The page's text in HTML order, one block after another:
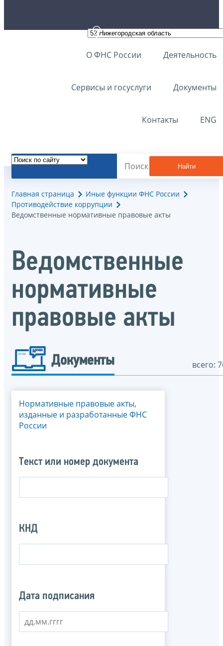
О ФНС России Деятельность
Сервисы и госуслуги Документы
Контакты ENG
Найти
Главная страница
Иные функции ФНС России
Противодействие коррупции
Ведомственные нормативные правовые акты
Ведомственные
нормативные
правовые акты
Документы всего:
Нормативные правовые акты,
изданные и разработанные ФНС
России
Текст или номер документа
КНД
Дата подписания